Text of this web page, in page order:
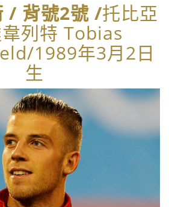
/ 背號2號 /托比亞
列特 Tobias
1989年3月2日
生